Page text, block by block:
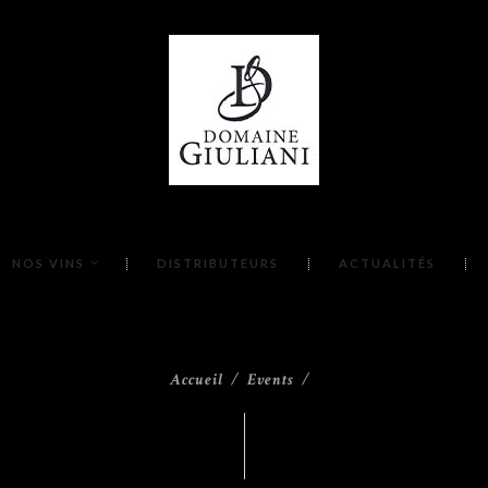
NOS VINS DISTRIBUTEURS ACTUALITÉS
Accueil Events